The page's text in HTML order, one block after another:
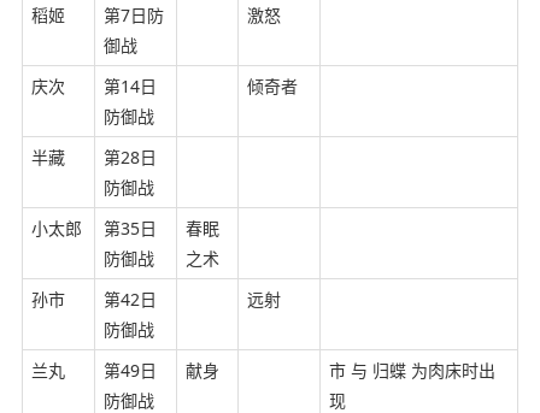
稻姬
第7日防
御战
激怒
庆次
第14日
防御战
倾奇者
半藏
第28日
防御战
小太郎
第35日
防御战
春眠
之术
孙市
第42日
防御战
远射
兰丸
第49日
防御战
献身
市 与 归蝶 为肉床时出
现